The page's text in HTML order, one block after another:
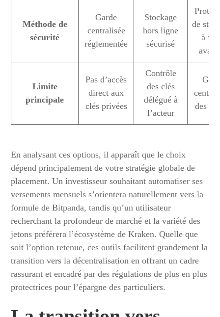
Méthode de
sécurité
Garde
centralisée
réglementée
Stockage
hors ligne
sécurisé
de
à
Limite
principale
Pas d’accès
direct aux
clés privées
Contrôle
des clés
délégué à
l’acteur
des
En analysant ces options, il apparaît que le choix
dépend principalement de votre stratégie globale de
placement. Un investisseur souhaitant automatiser ses
versements mensuels s’orientera naturellement vers la
formule de Bitpanda, tandis qu’un utilisateur
recherchant la profondeur de marché et la variété des
jetons préférera l’écosystème de Kraken. Quelle que
soit l’option retenue, ces outils facilitent grandement la
transition vers la décentralisation en offrant un cadre
rassurant et encadré par des régulations de plus en plus
protectrices pour l’épargne des particuliers.